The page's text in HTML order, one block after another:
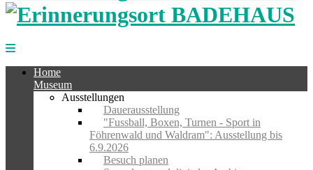
Home
Museum
Ausstellungen
Dauerausstellung
"Fussball, Boxen, Turnen - Sport in
Föhrenwald und Waldram": Ausstellung bis
6.9.2026
Besuch planen